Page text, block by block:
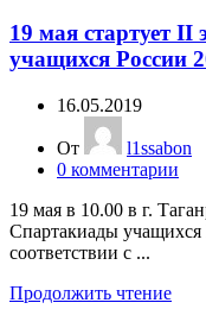
19 мая стартует
учащихся России
16.05.2019
От
l1ssabon
0 комментарии
19 мая в 10.00 в г.
Спартакиады
соответствии с ...
Продолжить чтение